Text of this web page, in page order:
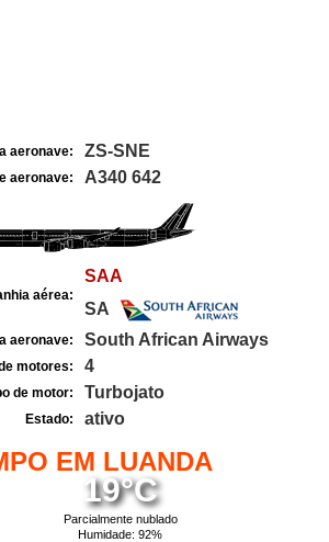
aeronave: ZS-SNE
aeronave: A340 642
aérea:
SAA
SA
aeronave: South African Airways
motores: 4
de motor: Turbojato
Estado: ativo
EM LUANDA
19°C
Parcialmente nublado
Humidade: 92%